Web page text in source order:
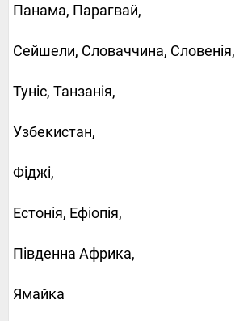
Панама, Парагвай,
Сейшели, Словаччина, Словенія,
Туніс, Танзанія,
Узбекистан,
Фіджі,
Естонія, Ефіопія,
Південна Африка,
Ямайка